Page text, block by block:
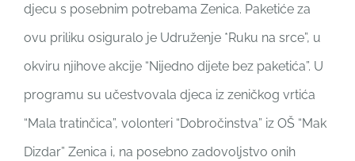
djecu s posebnim potrebama Zenica. Paketiće za
ovu priliku osiguralo je Udruženje *Ruku na srce”, u
okviru njihove akcije “Nijedno dijete bez paketića”. U
programu su učestvovala djeca iz zeničkog vrtića
“Mala tratinčica”, volonteri “Dobročinstva” iz OŠ “Mak
Dizdar” Zenica i, na posebno zadovoljstvo onih